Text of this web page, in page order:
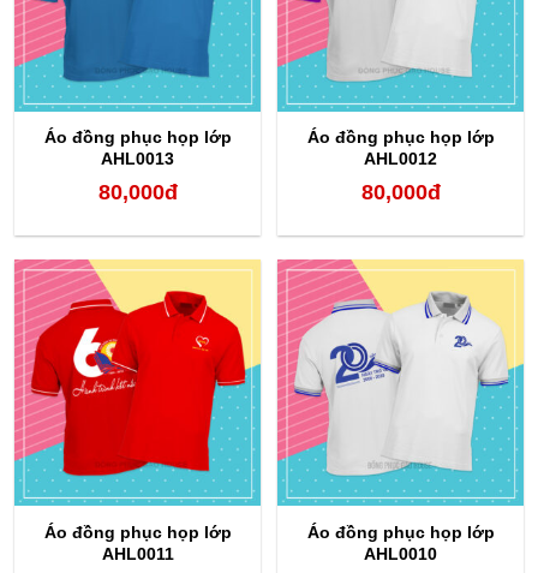
Áo đồng phục họp lớp
AHL0013
80,000đ
Áo đồng phục họp lớp
AHL0012
80,000đ
Áo đồng phục họp lớp
AHL0011
Áo đồng phục họp lớp
AHL0010